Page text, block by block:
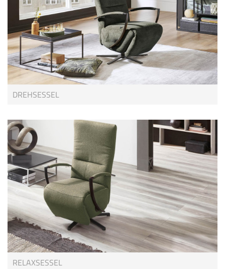
DREHSESSEL
RELAXSESSEL